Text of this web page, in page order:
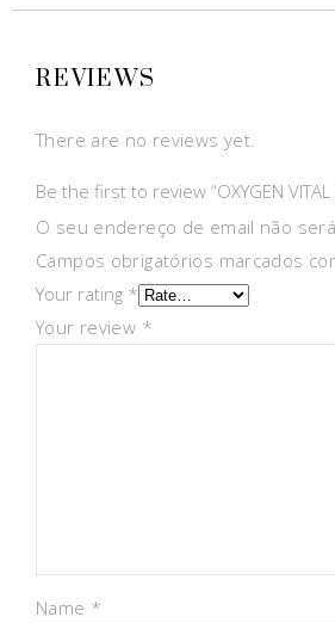
REVIEWS
There are no reviews yet.
Be the first to review “OXYGEN VITAL
O seu endereço de email não
Campos obrigatórios marcados
Your rating *
Your review *
Name *